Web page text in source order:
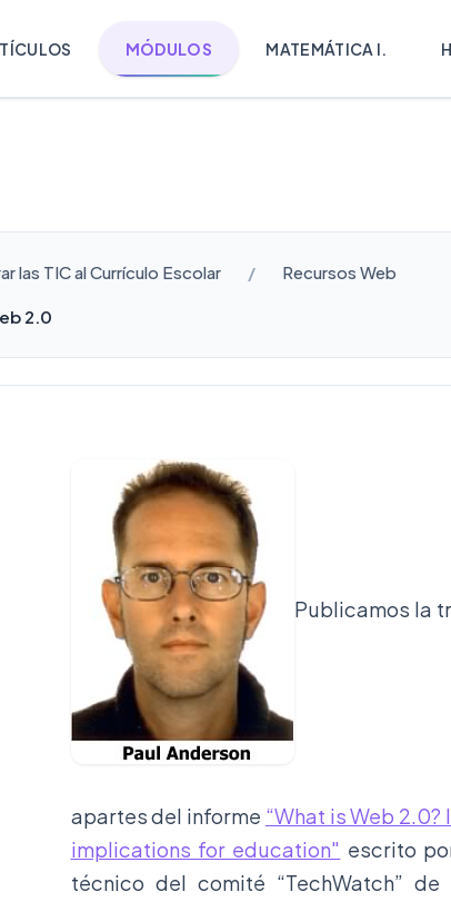
MÓDULOS MATEMÁTICA I.
las TIC al Currículo Escolar Recursos Web
2.0
Publicamos la
apartes del informe “What is Web
implications for education" escrito
técnico del comité “TechWatch” de